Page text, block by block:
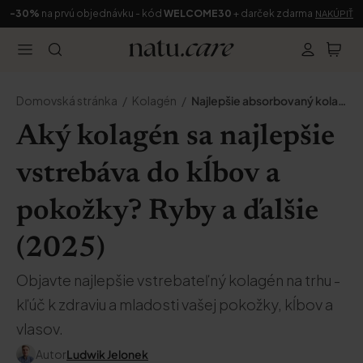
-30% na prvú objednávku - kód WELCOME30 + darček zdarma NAKÚPIŤ
Domovská stránka Kolagén Najlepšie absorbovaný kolagén
Aký kolagén sa najlepšie
vstrebáva do kĺbov a
pokožky? Ryby a ďalšie
(2025)
Objavte najlepšie vstrebateľný kolagén na trhu -
kľúč k zdraviu a mladosti vašej pokožky, kĺbov a
vlasov.
AutorLudwik Jelonek